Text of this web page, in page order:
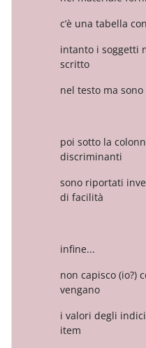
c’è una tabella
intanto i soggetti
scritto
nel testo ma sono
poi sotto la
discriminanti
sono riportati
di facilità
infine...
non capisco (io?)
vengano
i valori degli
item